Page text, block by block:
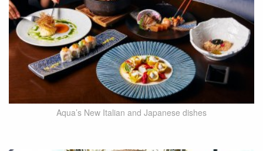
Aqua’s New Italian and Japanese dishes